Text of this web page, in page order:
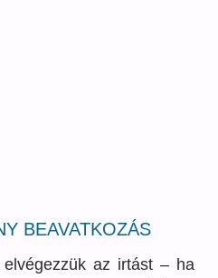
BEAVATKOZÁS
az irtást – ha